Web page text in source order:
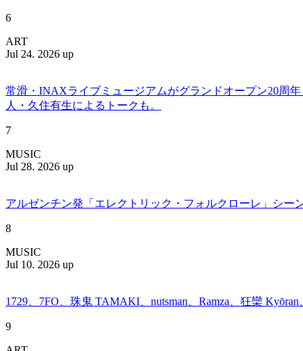
6
ART
Jul 24. 2026 up
常滑・INAXライブミュージアムがグランドオープン20周
人・久住有生によるトークも。
7
MUSIC
Jul 28. 2026 up
アルゼンチン発「エレクトリック・フォルクローレ」シー
8
MUSIC
Jul 10. 2026 up
1729、7FO、珠鬼 TAMAKI、nutsman、Ramza、狂欒
9